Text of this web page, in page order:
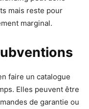
mais reste pour
marginal.
faire un catalogue
Elles peuvent être
de garantie ou